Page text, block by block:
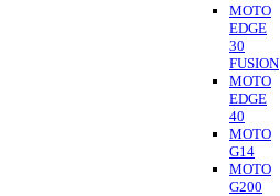
MOTO
EDGE
30
FUSION
MOTO
EDGE
40
MOTO
G14
MOTO
G200